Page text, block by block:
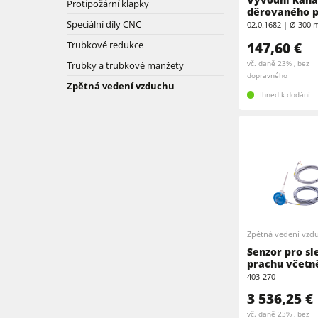
Pásové a hranové brusky
Pásové pily
Automatizace a manipulace s
Kombinované stroje
Vrtačky
Protipožární klapky
Speciální díly CNC
Trubkové redukce
Trubky a trubkové manžety
Zpětná vedení vzduchu
děrovaného
02.0.1682 | Ø 300
147,60 €
vč. daně 23% , bez
dopravného
Ihned k dodání
Zpětná vedení
Senzor pro
prachu
403-270
3 536,25 €
vč. daně 23% , bez